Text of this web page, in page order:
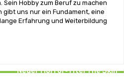
Hobby zum Beruf zu machen
uns nur ein Fundament, eine
Erfahrung und Weiterbildung
Neuer Horror‑Titel The Skin